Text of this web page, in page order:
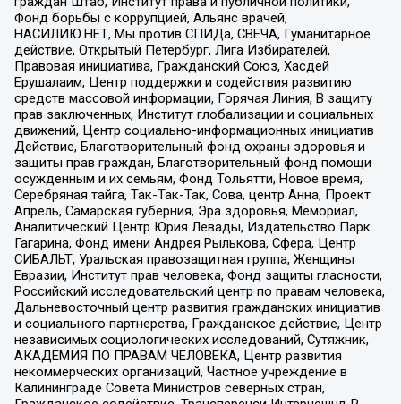
Фонд борьбы с коррупцией, Альянс врачей,
НАСИЛИЮ.НЕТ, Мы против СПИДа, СВЕЧА, Гуманитарное
действие, Открытый Петербург, Лига Избирателей,
Правовая инициатива, Гражданский Союз, Хасдей
Ерушалаим, Центр поддержки и содействия развитию
средств массовой информации, Горячая Линия, В защиту
прав заключенных, Институт глобализации и социальных
движений, Центр социально-информационных инициатив
Действие, Благотворительный фонд охраны здоровья и
защиты прав граждан, Благотворительный фонд помощи
осужденным и их семьям, Фонд Тольятти, Новое время,
Серебряная тайга, Так-Так-Так, Сова, центр Анна, Проект
Апрель, Самарская губерния, Эра здоровья, Мемориал,
Аналитический Центр Юрия Левады, Издательство Парк
Гагарина, Фонд имени Андрея Рылькова, Сфера, Центр
СИБАЛЬТ, Уральская правозащитная группа, Женщины
Евразии, Институт прав человека, Фонд защиты гласности,
Российский исследовательский центр по правам человека,
Дальневосточный центр развития гражданских инициатив
и социального партнерства, Гражданское действие, Центр
независимых социологических исследований, Сутяжник,
АКАДЕМИЯ ПО ПРАВАМ ЧЕЛОВЕКА, Центр развития
некоммерческих организаций, Частное учреждение в
Калининграде Совета Министров северных стран,